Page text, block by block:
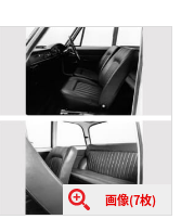
画像(7枚)